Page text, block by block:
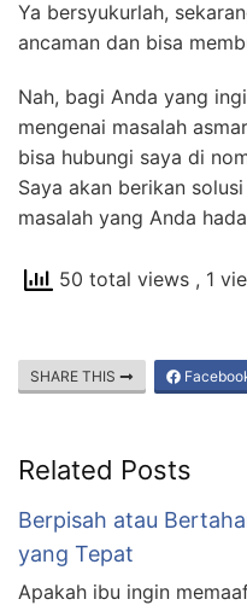
Ya bersyukurlah,
ancaman dan bisa
Nah, bagi Anda yang
mengenai masalah
bisa hubungi saya di
Saya akan berikan
masalah yang Anda
50 total views , 1
SHARE THIS
Related Posts
Berpisah atau
yang Tepat
Apakah ibu ingin